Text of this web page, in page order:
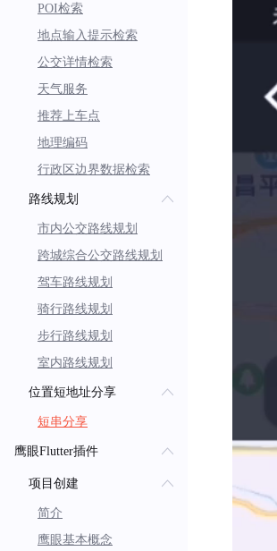
POI检索
地点输入提示检索
公交详情检索
天气服务
推荐上车点
地理编码
行政区边界数据检索
路线规划
市内公交路线规划
跨城综合公交路线规划
驾车路线规划
骑行路线规划
步行路线规划
室内路线规划
位置短地址分享
短串分享
鹰眼Flutter插件
项目创建
简介
鹰眼基本概念
)
//